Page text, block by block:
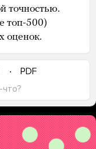
точностью.
топ-500)
оценок.
PDF